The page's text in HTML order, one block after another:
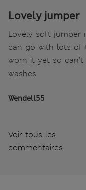
Lovely jumper
Lovely soft jumper
can go with lots of
worn it yet so
washes
Wendell55
Voir tous les
commentaires